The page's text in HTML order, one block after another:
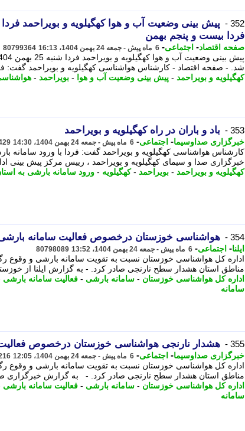
352 -
فردا بیست و پنجم بهمن
صفحه اقتصاد- اجتماعی- 6 ماه پیش - جمعه 24 بهمن 1404، 16:13 80799364
شد. - صفحه اقتصاد - کارشناس هواشناسی کهگیلویه و بویراحمد گفت:
کهگیلویه و بویراحمد - پیش بینی وضعیت آب و هوا - بویراحمد -
353 - باد و باران در راه کهگیلویه و بویراحمد
خبرگزاری صداوسیما- اجتماعی- 6 ماه پیش - جمعه 24 بهمن 1404، 14:30
کارشناس هواشناسی کهگیلویه و بویراحمد گفت: فردا با ورود
خبرگزاری صدا و سیمای کهگیلویه و بویراحمد ، رییس مرکز پیش بینی
کهگیلویه و بویراحمد - بویراحمد -کهگیلویه - ورود سامانه بارشی به
354 - هواشناسی خوزستان درخصوص فعالیت سامانه
ایلنا- اجتماعی- 6 ماه پیش - جمعه 24 بهمن 1404، 13:52 80798089
اداره کل هواشناسی خوزستان نسبت به تقویت سامانه بارشی و وقوع
مناطق استان هشدار سطح نارنجی صادر کرد. - به گزارش ایلنا از
اداره کل هواشناسی خوزستان - سامانه بارشی - فعالیت سامانه بارشی
سامانه
355 - هشدار نارنجی هواشناسی خوزستان درخصوص
خبرگزاری صداوسیما- اجتماعی- 6 ماه پیش - جمعه 24 بهمن 1404، 12:05
اداره کل هواشناسی خوزستان نسبت به تقویت سامانه بارشی و وقوع
مناطق استان هشدار سطح نارنجی صادر کرد. - به گزارش خبرگزاری
اداره کل هواشناسی خوزستان - سامانه بارشی - فعالیت سامانه بارشی
سامانه